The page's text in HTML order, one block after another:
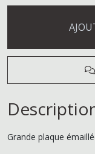
Grande plaque